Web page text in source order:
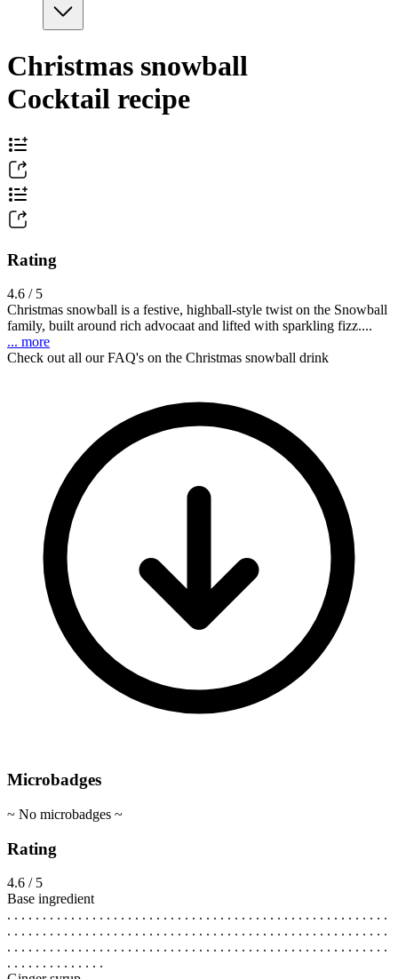
Christmas snowball
Cocktail recipe
Rating
4.6 / 5
Christmas snowball is a festive, highball-style twist on the Snowball
family, built around rich advocaat and lifted with sparkling fizz....
... more
Check out all our FAQ's on the Christmas snowball drink
Microbadges
~ No microbadges ~
Rating
4.6 / 5
Base ingredient
. . . . . . . . . . . . . . . . . . . . . . . . . . . . . . . . . . . . . . . . . . . . . . . . . . . . . .
. . . . . . . . . . . . . . . . . . . . . . . . . . . . . . . . . . . . . . . . . . . . . . . . . . . . . .
. . . . . . . . . . . . . . . . . . . . . . . . . . . . . . . . . . . . . . . . . . . . . . . . . . . . . .
. . . . . . . . . . . . . .